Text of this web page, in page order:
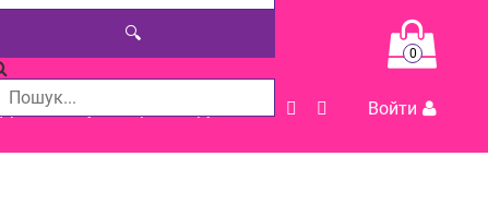
🔍
0
Допомога у виборі товару Войти